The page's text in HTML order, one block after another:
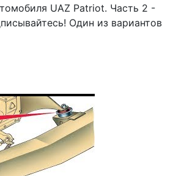
UAZ Patriot. Часть 2 -
Один из вариантов